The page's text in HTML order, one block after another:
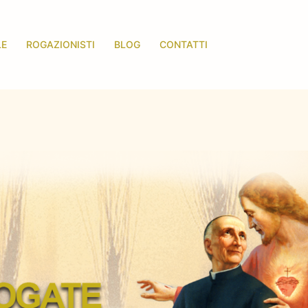
ROGAZIONISTI BLOG CONTATTI